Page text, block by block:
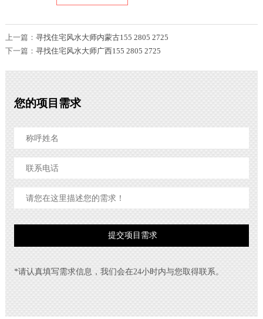
上一篇： 寻找住宅风水大师内蒙古155 2805 2725
下一篇： 寻找住宅风水大师广西155 2805 2725
您的项目需求
*请认真填写需求信息，我们会在24小时内与您取得联系。